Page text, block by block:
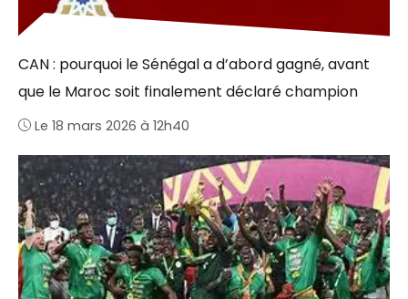
CAN : pourquoi le Sénégal a d’abord gagné, avant
que le Maroc soit finalement déclaré champion
Le 18 mars 2026 à 12h40